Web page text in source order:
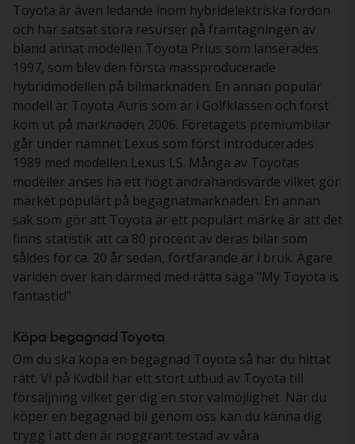
Toyota är även ledande inom hybridelektriska fordon
och har satsat stora resurser på framtagningen av
bland annat modellen Toyota Prius som lanserades
1997, som blev den första massproducerade
hybridmodellen på bilmarknaden. En annan populär
modell är Toyota Auris som är i Golfklassen och först
kom ut på marknaden 2006. Företagets premiumbilar
går under namnet Lexus som först introducerades
1989 med modellen Lexus LS. Många av Toyotas
modeller anses ha ett högt andrahandsvärde vilket gör
märket populärt på begagnatmarknaden. En annan
sak som gör att Toyota är ett populärt märke är att det
finns statistik att ca 80 procent av deras bilar som
såldes för ca. 20 år sedan, fortfarande är i bruk. Ägare
världen över kan därmed med rätta säga "My Toyota is
fantastic!"
Köpa begagnad Toyota
Om du ska köpa en begagnad Toyota så har du hittat
rätt. Vi på Kvdbil har ett stort utbud av Toyota till
försäljning vilket ger dig en stor valmöjlighet. När du
köper en begagnad bil genom oss kan du känna dig
trygg i att den är noggrant testad av våra